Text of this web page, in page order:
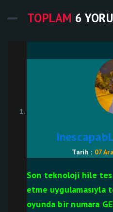
TOPLAM 6
Tarih : 07
Son teknoloji hile
etme uygulamasıyla
oyunda bir numara